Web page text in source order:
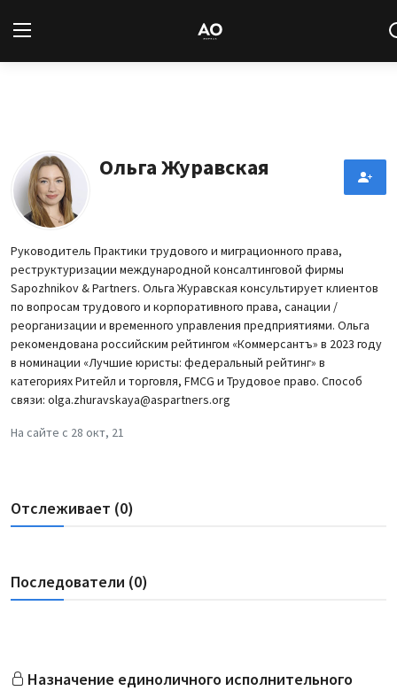
Новости
Статьи
Архив
База знаний
Подписка
Ольга Журавская
Руководитель Практики трудового и миграционного права,
реструктуризации международной консалтинговой фирмы
Sapozhnikov & Partners. Ольга Журавская консультирует клиентов
по вопросам трудового и корпоративного права, санации /
реорганизации и временного управления предприятиями. Ольга
рекомендована российским рейтингом «Коммерсантъ» в 2023 году
в номинации «Лучшие юристы: федеральный рейтинг» в
категориях Ритейл и торговля, FMCG и Трудовое право. Способ
связи: olga.zhuravskaya@aspartners.org
На сайте с 28 окт, 21
Отслеживает (0)
Последователи (0)
Назначение единоличного исполнительного